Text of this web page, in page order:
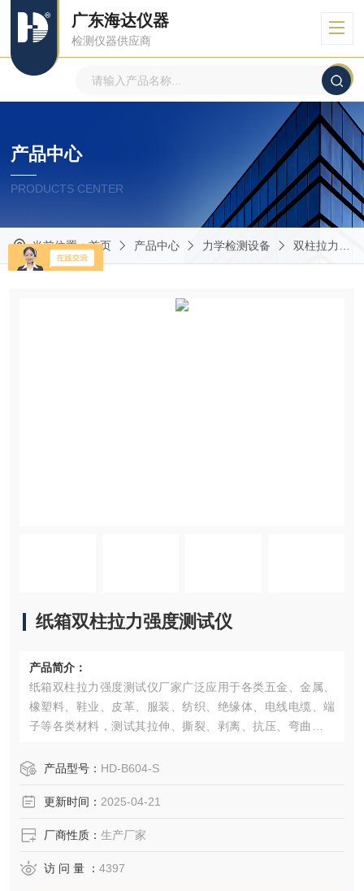
广东海达仪器
检测仪器供应商
产品中心
PRODUCTS CENTER
当前位置：首页 产品中心 力学检测设备 双柱拉力机
纸箱双柱拉力强度测试仪
产品简介：
纸箱双柱拉力强度测试仪厂家广泛应用于各类五金、金属、
橡塑料、鞋业、皮革、服装、纺织、绝缘体、电线电缆、端
子等各类材料，测试其拉伸、撕裂、剥离、抗压、弯曲抗剪
产品型号： HD-B604-S
更新时间： 2025-04-21
厂商性质： 生产厂家
访 问 量 ： 4397